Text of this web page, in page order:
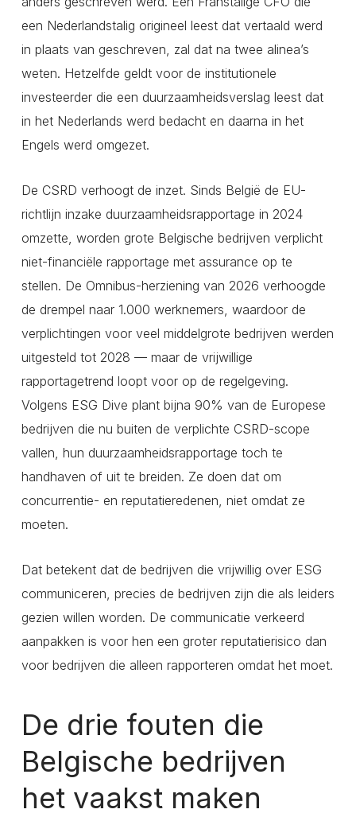
een Nederlandstalig origineel leest dat vertaald werd
in plaats van geschreven, zal dat na twee alinea’s
weten. Hetzelfde geldt voor de institutionele
investeerder die een duurzaamheidsverslag leest dat
in het Nederlands werd bedacht en daarna in het
Engels werd omgezet.
De CSRD verhoogt de inzet. Sinds België de EU-
richtlijn inzake duurzaamheidsrapportage in 2024
omzette, worden grote Belgische bedrijven verplicht
niet-financiële rapportage met assurance op te
stellen. De Omnibus-herziening van 2026 verhoogde
de drempel naar 1.000 werknemers, waardoor de
verplichtingen voor veel middelgrote bedrijven werden
uitgesteld tot 2028 — maar de vrijwillige
rapportagetrend loopt voor op de regelgeving.
Volgens ESG Dive plant bijna 90% van de Europese
bedrijven die nu buiten de verplichte CSRD-scope
vallen, hun duurzaamheidsrapportage toch te
handhaven of uit te breiden. Ze doen dat om
concurrentie- en reputatieredenen, niet omdat ze
moeten.
Dat betekent dat de bedrijven die vrijwillig over ESG
communiceren, precies de bedrijven zijn die als leiders
gezien willen worden. De communicatie verkeerd
aanpakken is voor hen een groter reputatierisico dan
voor bedrijven die alleen rapporteren omdat het moet.
De drie fouten die
Belgische bedrijven
het vaakst maken